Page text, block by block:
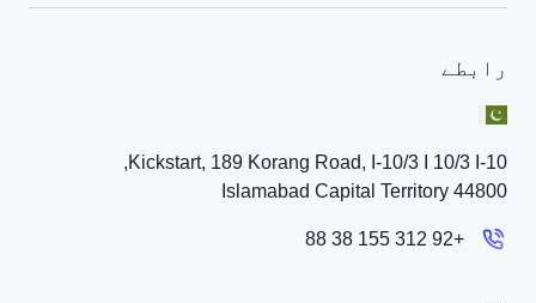
رابطے
Kickstart, 189 Korang Road, I-10/3 I 10/3 I-10,
Islamabad Capital Territory 44800
+92 312 155 38 88